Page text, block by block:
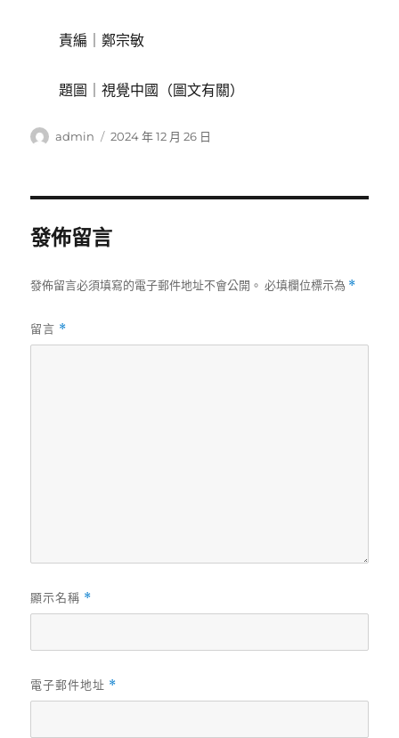
責編｜鄭宗敏
題圖｜視覺中國（圖文有關）
作
admin
發
2024 年 12 月 26 日
發佈留言
發佈留言必須填寫的電子郵件地址不會公開。 必填欄位標示為 *
留言 *
顯示名稱 *
電子郵件地址 *